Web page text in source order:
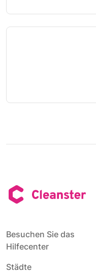
Besuchen Sie das
Hilfecenter
Städte